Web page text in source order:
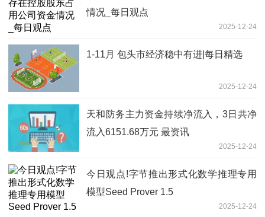
情况_每日观点
2025-12-24
1-11月 包头市经济稳中有进|每日精选
2025-12-24
天和防务主力资金持续净流入，3日共净
流入6151.68万元 最资讯
2025-12-24
今日观点!字节推出形式化数学推理专用
模型Seed Prover 1.5
2025-12-24